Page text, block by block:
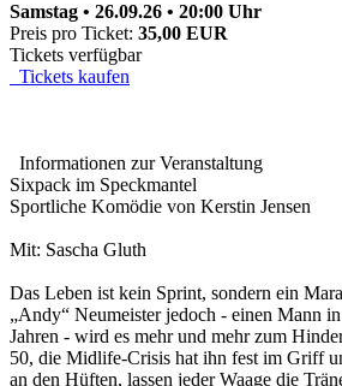
Samstag • 26.09.26 • 20:00 Uhr
Preis pro Ticket: 35,00 EUR
Tickets verfügbar
Tickets kaufen
Informationen zur Veranstaltung
Sixpack im Speckmantel
Sportliche Komödie von Kerstin Jensen
Mit: Sascha Gluth
Das Leben ist kein Sprint, sondern ein
„Andy“ Neumeister jedoch - einen Mann in
Jahren - wird es mehr und mehr zum
50, die Midlife-Crisis hat ihn fest im Griff
an den Hüften, lassen jeder Waage die